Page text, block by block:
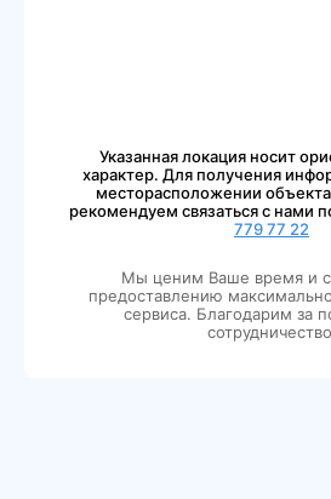
Указанная локация носит
характер. Для получения
месторасположении
рекомендуем связаться с нами
779 77 22
Мы ценим Ваше время и
предоставлению
сервиса. Благодарим за